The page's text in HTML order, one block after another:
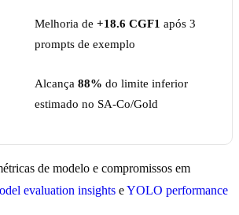
Melhoria de +18.6 CGF1 após 3
prompts de exemplo
Alcança 88% do limite inferior
estimado no SA-Co/Gold
de modelo e compromissos em
evaluation insights eYOLO performance